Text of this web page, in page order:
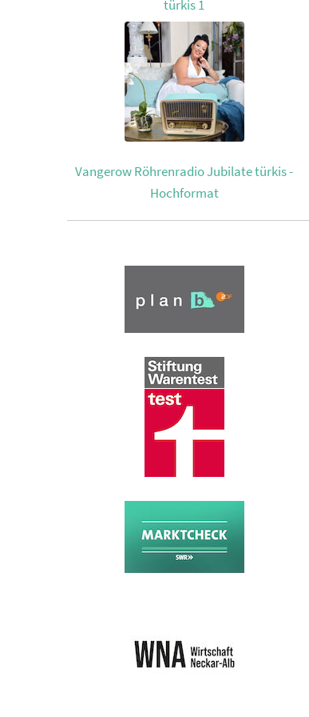
türkis 1
Vangerow Röhrenradio Jubilate türkis -
Hochformat